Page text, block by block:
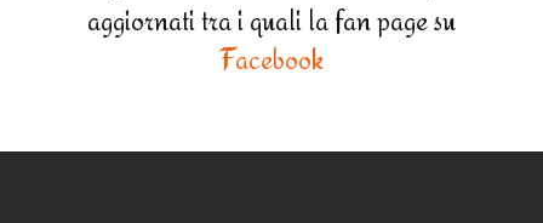
aggiornati tra i quali la fan page su
Facebook